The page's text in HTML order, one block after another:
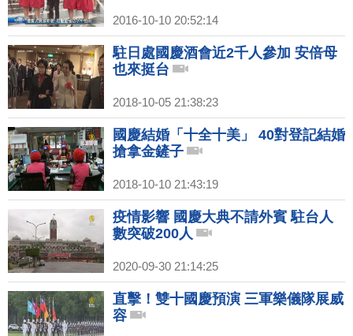
2016-10-10 20:52:14
駐日處國慶酒會近2千人參加 安倍母
也來挺台
2018-10-05 21:38:23
國慶結婚「十全十美」 40對登記結婚
搶拿金鏟子
2018-10-10 21:43:19
疫情影響 國慶大典不請外賓 駐台人
數突破200人
2020-09-30 21:14:25
直擊！雙十國慶預演 三軍樂儀隊展威
容